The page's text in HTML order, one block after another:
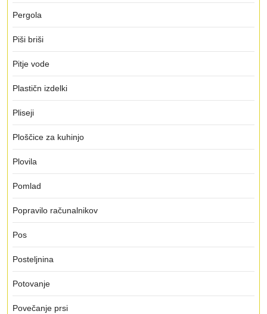
Pergola
Piši briši
Pitje vode
Plastičn izdelki
Pliseji
Ploščice za kuhinjo
Plovila
Pomlad
Popravilo računalnikov
Pos
Posteljnina
Potovanje
Povečanje prsi